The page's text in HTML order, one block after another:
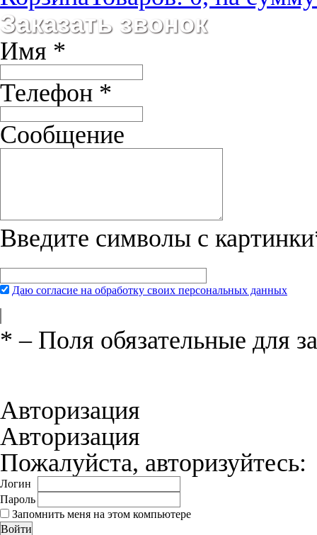
Ирина Тихомирова
Корм Canidae действительно хорош, причем понравился и
10.10.2013
Алина
Очень довольны купленными ботинками Sprenger. Мой азиат
Заказать звонок
Имя *
Телефон *
Сообщение
Введите символы с картинки
Даю согласие на обработку своих персональных данных
* – Поля обязательные для
Авторизация
Авторизация
Пожалуйста, авторизуйтесь:
Логин
Пароль
Запомнить меня на этом компьютере